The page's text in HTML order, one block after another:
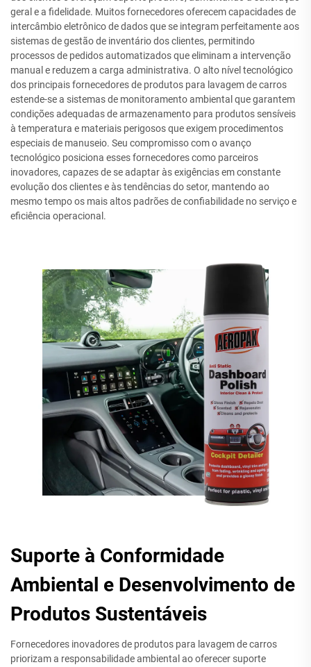
geral e a fidelidade. Muitos fornecedores oferecem capacidades de
intercâmbio eletrônico de dados que se integram perfeitamente aos
sistemas de gestão de inventário dos clientes, permitindo
processos de pedidos automatizados que eliminam a intervenção
manual e reduzem a carga administrativa. O alto nível tecnológico
dos principais fornecedores de produtos para lavagem de carros
estende-se a sistemas de monitoramento ambiental que garantem
condições adequadas de armazenamento para produtos sensíveis
à temperatura e materiais perigosos que exigem procedimentos
especiais de manuseio. Seu compromisso com o avanço
tecnológico posiciona esses fornecedores como parceiros
inovadores, capazes de se adaptar às exigências em constante
evolução dos clientes e às tendências do setor, mantendo ao
mesmo tempo os mais altos padrões de confiabilidade no serviço e
eficiência operacional.
Suporte à Conformidade
Ambiental e Desenvolvimento de
Produtos Sustentáveis
Fornecedores inovadores de produtos para lavagem de carros
priorizam a responsabilidade ambiental ao oferecer suporte